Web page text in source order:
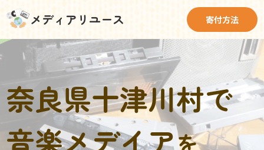
メディアリユース 寄付方法
奈良県十津川村で
音楽メデイアを